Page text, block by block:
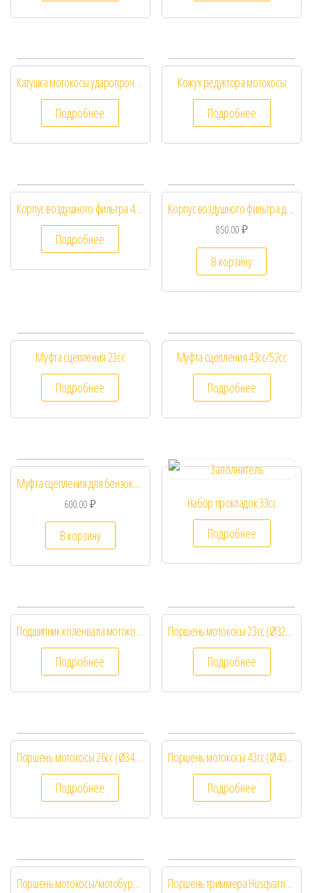
Катушка мотокосы ударопрочная
Подробнее
Кожух редуктора мотокосы
Подробнее
Корпус воздушного фильтра 43/52сс
Подробнее
Корпус воздушного фильтра для бензотриммера Husqvarna 125R, 128R, в сборе
850.00₽
В корзину
Муфта сцепления 23сс
Подробнее
Муфта сцепления 43сс/52сс
Подробнее
Муфта сцепления для бензокосы Husqvarna 128R
600.00₽
В корзину
Набор прокладок 33сс
Подробнее
Подшипник коленвала мотокоса 43cc 1E40F
Подробнее
Поршень мотокосы 23cc (Ø32) 1E32F
Подробнее
Поршень мотокосы 26cc (Ø34) 1E34F
Подробнее
Поршень мотокосы 43cc (Ø40) 1E40F
Подробнее
Поршень мотокосы/мотобуров 52cc (Ø44) 1E44F
Поршень триммера Husqvarna 128R